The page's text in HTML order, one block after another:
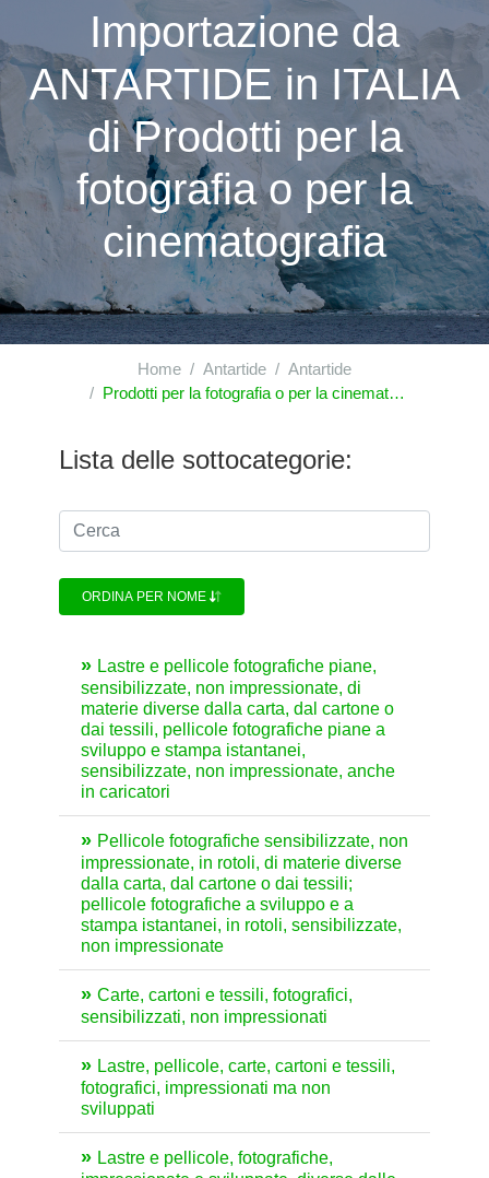
Importazione da
ANTARTIDE in ITALIA
di Prodotti per la
fotografia o per la
cinematografia
Home Antartide
Antartide
Prodotti per la fotografia o per la cinematografia
Lista delle sottocategorie:
ORDINA PER NOME
Lastre e pellicole fotografiche piane,
sensibilizzate, non impressionate, di
materie diverse dalla carta, dal cartone o
dai tessili, pellicole fotografiche piane a
sviluppo e stampa istantanei,
sensibilizzate, non impressionate, anche
in caricatori
Pellicole fotografiche sensibilizzate, non
impressionate, in rotoli, di materie diverse
dalla carta, dal cartone o dai tessili;
pellicole fotografiche a sviluppo e a
stampa istantanei, in rotoli, sensibilizzate,
non impressionate
Carte, cartoni e tessili, fotografici,
sensibilizzati, non impressionati
Lastre, pellicole, carte, cartoni e tessili,
fotografici, impressionati ma non
sviluppati
Lastre e pellicole, fotografiche,